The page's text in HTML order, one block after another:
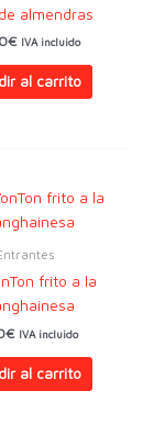
almendras
€ IVA incluido
al carrito
frito a la
€ IVA incluido
al carrito